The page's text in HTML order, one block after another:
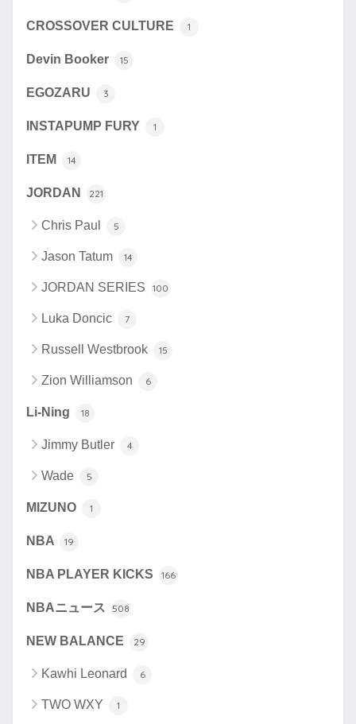
CROSSOVER CULTURE 1
Devin Booker 15
EGOZARU 3
INSTAPUMP FURY 1
ITEM 14
JORDAN 221
Chris Paul 5
Jason Tatum 14
JORDAN SERIES 100
Luka Doncic 7
Russell Westbrook 15
Zion Williamson 6
Li-Ning 18
Jimmy Butler 4
Wade 5
MIZUNO 1
NBA 19
NBA PLAYER KICKS 166
NBAニュース 508
NEW BALANCE 29
Kawhi Leonard 6
TWO WXY 1